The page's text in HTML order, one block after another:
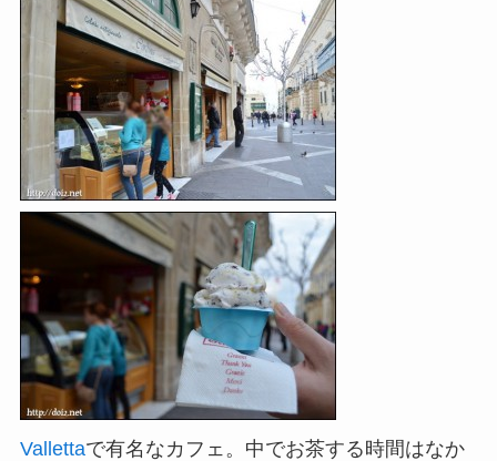
Vallettaで有名なカフェ。中でお茶する時間はなか